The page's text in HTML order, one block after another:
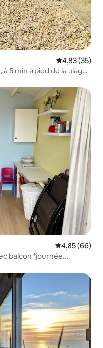
Évaluation
4,83 (35)
5 min à pied de la plage
Évaluation
4,85 (66)
balcon *journée